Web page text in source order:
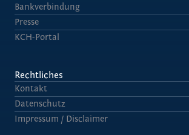
Bankverbindung
Presse
KCH-Portal
Rechtliches
Kontakt
Datenschutz
Impressum / Disclaimer